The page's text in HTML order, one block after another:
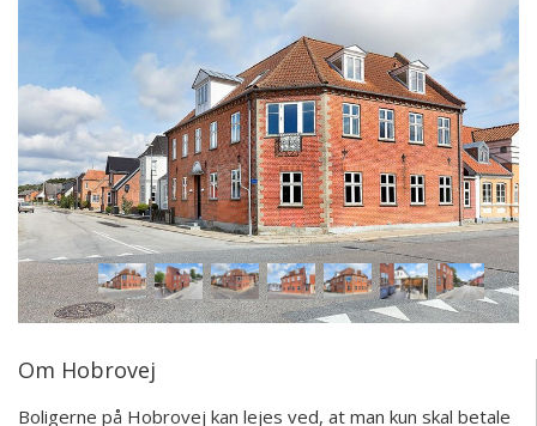
Om Hobrovej
Boligerne på Hobrovej kan lejes ved, at man kun skal betale